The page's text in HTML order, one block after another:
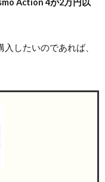
Action 4が2万円以
したいのであれば、